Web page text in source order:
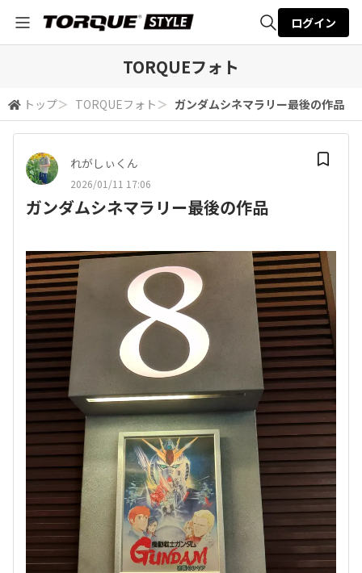
検索
ログイン
TORQUEフォト
トップ＞ TORQUEフォト ＞ ガンダムシネマラリー最後の作品
れがしぃくん
2026/01/11 17:06
ガンダムシネマラリー最後の作品